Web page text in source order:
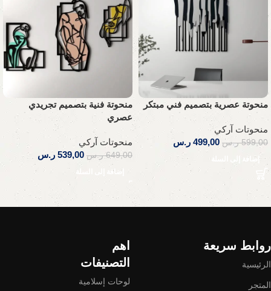
منحوتة عصرية بتصميم فني مبتكر
منحوتات آركي
599,00 ر.س 499,00 ر.س
إضافة إلى السلة
منحوتة فنية بتصميم تجريدي
عصري
منحوتات آركي
649,00 ر.س 539,00 ر.س
إضافة إلى السلة
Read More
روابط سريعة
الرئيسية
المتجر
اهم
التصنيفات
لوحات إسلامية